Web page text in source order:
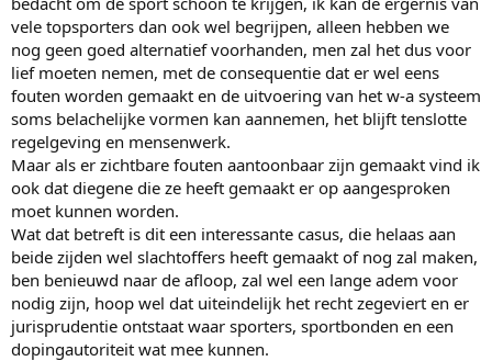
vele topsporters dan ook wel begrijpen, alleen hebben we
nog geen goed alternatief voorhanden, men zal het dus voor
lief moeten nemen, met de consequentie dat er wel eens
fouten worden gemaakt en de uitvoering van het w-a systeem
soms belachelijke vormen kan aannemen, het blijft tenslotte
regelgeving en mensenwerk.
Maar als er zichtbare fouten aantoonbaar zijn gemaakt vind ik
ook dat diegene die ze heeft gemaakt er op aangesproken
moet kunnen worden.
Wat dat betreft is dit een interessante casus, die helaas aan
beide zijden wel slachtoffers heeft gemaakt of nog zal maken,
ben benieuwd naar de afloop, zal wel een lange adem voor
nodig zijn, hoop wel dat uiteindelijk het recht zegeviert en er
jurisprudentie ontstaat waar sporters, sportbonden en een
dopingautoriteit wat mee kunnen.